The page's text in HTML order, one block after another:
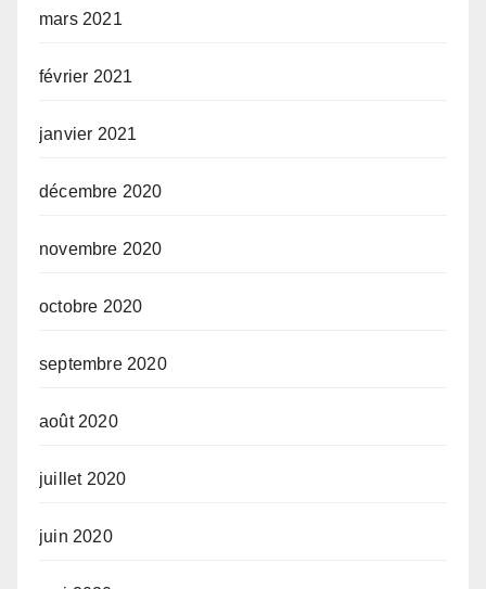
mars 2021
février 2021
janvier 2021
décembre 2020
novembre 2020
octobre 2020
septembre 2020
août 2020
juillet 2020
juin 2020